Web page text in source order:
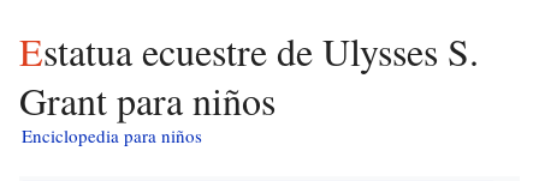
Estatua ecuestre de Ulysses S.
Grant para niños
Enciclopedia para niños